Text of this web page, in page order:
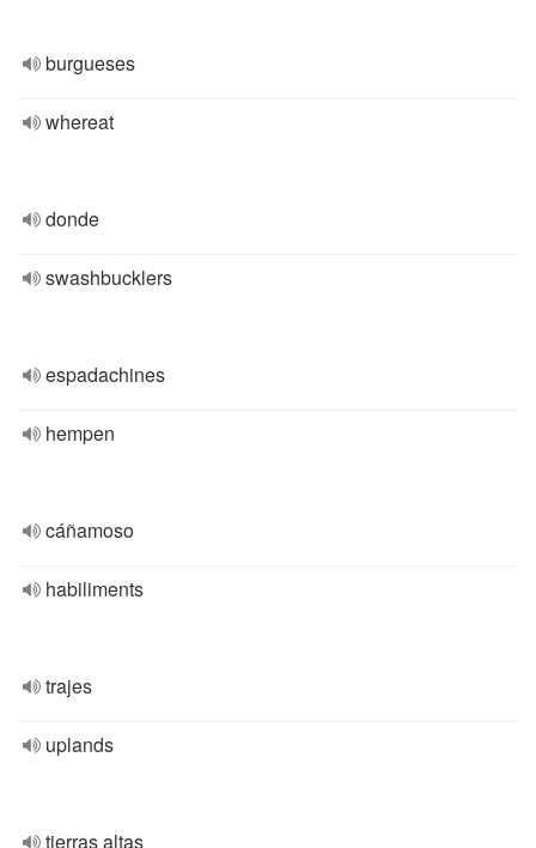
burgueses
whereat
donde
swashbucklers
espadachines
hempen
cáñamoso
habiliments
trajes
uplands
tierras altas